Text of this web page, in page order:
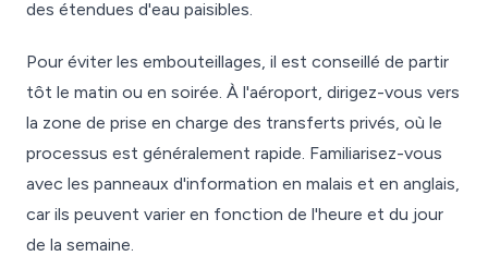
des étendues d'eau paisibles.
Pour éviter les embouteillages, il est conseillé de partir
tôt le matin ou en soirée. À l'aéroport, dirigez-vous vers
la zone de prise en charge des transferts privés, où le
processus est généralement rapide. Familiarisez-vous
avec les panneaux d'information en malais et en anglais,
car ils peuvent varier en fonction de l'heure et du jour
de la semaine.